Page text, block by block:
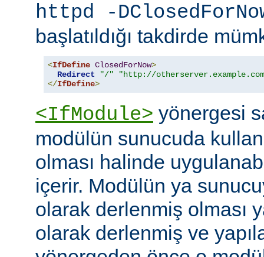
httpd -
başlatıldığı takdirde
<IfDefine ClosedForNow>
Redirect
"/"
"http://
</IfDefine>
<IfModule> yönergesi
modülün sunucuda
olması halinde
içerir. Modülün ya
olarak derlenmiş olması
olarak derlenmiş ve